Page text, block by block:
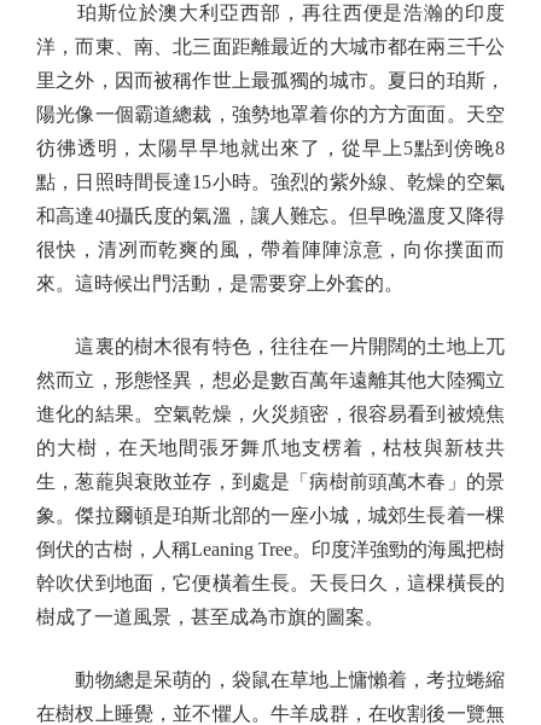
珀斯位於澳大利亞西部，再往西便是浩瀚的印度
洋，而東、南、北三面距離最近的大城市都在兩三千公
里之外，因而被稱作世上最孤獨的城市。夏日的珀斯，
陽光像一個霸道總裁，強勢地罩着你的方方面面。天空
彷彿透明，太陽早早地就出來了，從早上5點到傍晚8
點，日照時間長達15小時。強烈的紫外線、乾燥的空氣
和高達40攝氏度的氣溫，讓人難忘。但早晚溫度又降得
很快，清冽而乾爽的風，帶着陣陣涼意，向你撲面而
來。這時候出門活動，是需要穿上外套的。
這裏的樹木很有特色，往往在一片開闊的土地上兀
然而立，形態怪異，想必是數百萬年遠離其他大陸獨立
進化的結果。空氣乾燥，火災頻密，很容易看到被燒焦
的大樹，在天地間張牙舞爪地支楞着，枯枝與新枝共
生，葱蘢與衰敗並存，到處是「病樹前頭萬木春」的景
象。傑拉爾頓是珀斯北部的一座小城，城郊生長着一棵
倒伏的古樹，人稱Leaning Tree。印度洋強勁的海風把樹
幹吹伏到地面，它便橫着生長。天長日久，這棵橫長的
樹成了一道風景，甚至成為市旗的圖案。
動物總是呆萌的，袋鼠在草地上慵懶着，考拉蜷縮
在樹杈上睡覺，並不懼人。牛羊成群，在收割後一覽無